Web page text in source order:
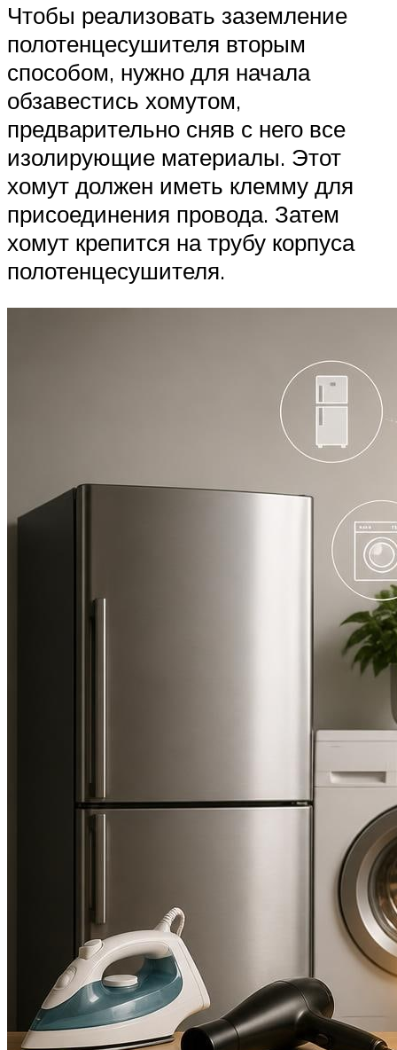
Чтобы реализовать заземление
полотенцесушителя вторым
способом, нужно для начала
обзавестись хомутом,
предварительно сняв с него все
изолирующие материалы. Этот
хомут должен иметь клемму для
присоединения провода. Затем
хомут крепится на трубу корпуса
полотенцесушителя.